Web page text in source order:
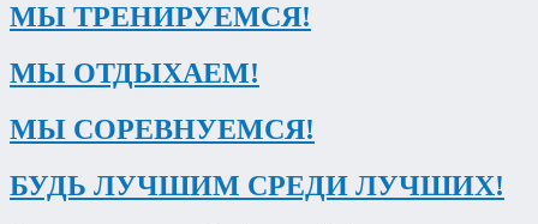
МЫ ТРЕНИРУЕМСЯ!
МЫ ОТДЫХАЕМ!
МЫ СОРЕВНУЕМСЯ!
БУДЬ ЛУЧШИМ СРЕДИ ЛУЧШИХ!